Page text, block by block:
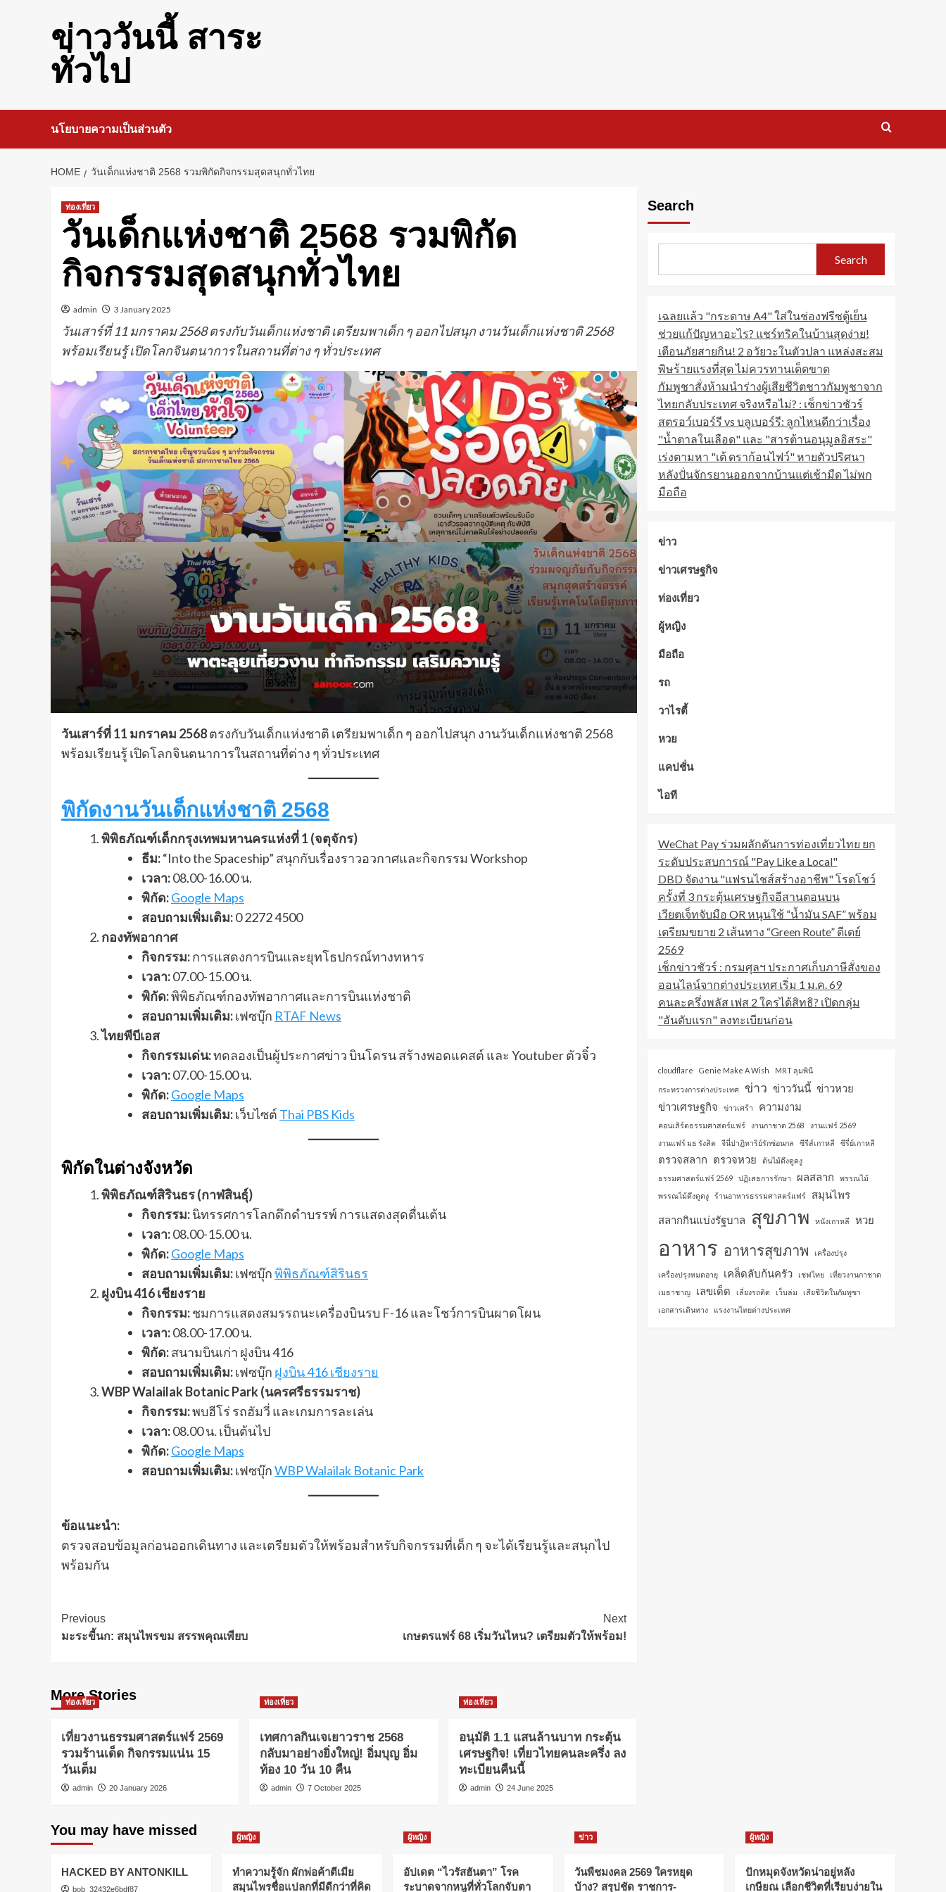
ข่าววันนี้ สาระ
ทั่วไป
นโยบายความเป็นส่วนตัว
HOME วันเด็กแห่งชาติ 2568 รวมพิกัดกิจกรรมสุดสนุกทั่วไทย
ท่องเที่ยว
วันเด็กแห่งชาติ 2568 รวมพิกัด
กิจกรรมสุดสนุกทั่วไทย
admin 3 January 2025
วันเสาร์ที่ 11 มกราคม 2568 ตรงกับวันเด็กแห่งชาติ เตรียมพาเด็ก ๆ ออกไปสนุก งานวันเด็กแห่งชาติ 2568
พร้อมเรียนรู้ เปิดโลกจินตนาการในสถานที่ต่าง ๆ ทั่วประเทศ
วันเสาร์ที่ 11 มกราคม 2568ตรงกับวันเด็กแห่งชาติ เตรียมพาเด็ก ๆ ออกไปสนุก งานวันเด็กแห่งชาติ 2568
พร้อมเรียนรู้ เปิดโลกจินตนาการในสถานที่ต่าง ๆ ทั่วประเทศ
พิกัดงานวันเด็กแห่งชาติ 2568
พิพิธภัณฑ์เด็กกรุงเทพมหานครแห่งที่ 1 (จตุจักร)
ธีม:“Into the Spaceship” สนุกกับเรื่องราวอวกาศและกิจกรรม Workshop
เวลา:08.00-16.00 น.
พิกัด:Google Maps
สอบถามเพิ่มเติม:0 2272 4500
กองทัพอากาศ
กิจกรรม:การแสดงการบินและยุทโธปกรณ์ทางทหาร
เวลา:07.00-15.00 น.
พิกัด:พิพิธภัณฑ์กองทัพอากาศและการบินแห่งชาติ
สอบถามเพิ่มเติม:เฟซบุ๊ก RTAF News
ไทยพีบีเอส
กิจกรรมเด่น:ทดลองเป็นผู้ประกาศข่าว บินโดรน สร้างพอดแคสต์ และ Youtuber ตัวจิ๋ว
เวลา:07.00-15.00 น.
พิกัด:Google Maps
สอบถามเพิ่มเติม:เว็บไซต์Thai PBS Kids
พิกัดในต่างจังหวัด
พิพิธภัณฑ์สิรินธร (กาฬสินธุ์)
กิจกรรม:นิทรรศการโลกดึกดำบรรพ์ การแสดงสุดตื่นเต้น
เวลา:08.00-15.00 น.
พิกัด:Google Maps
สอบถามเพิ่มเติม:เฟซบุ๊กพิพิธภัณฑ์สิรินธร
ฝูงบิน 416 เชียงราย
กิจกรรม:ชมการแสดงสมรรถนะเครื่องบินรบ F-16 และโชว์การบินผาดโผน
เวลา:08.00-17.00 น.
พิกัด:สนามบินเก่า ฝูงบิน 416
สอบถามเพิ่มเติม:เฟซบุ๊ก ฝูงบิน 416 เชียงราย
WBP Walailak Botanic Park (นครศรีธรรมราช)
กิจกรรม:พบฮีโร่ รถฮัมวี่ และเกมการละเล่น
เวลา:08.00 น. เป็นต้นไป
พิกัด:Google Maps
สอบถามเพิ่มเติม:เฟซบุ๊กWBP Walailak Botanic Park
ข้อแนะนำ:
ตรวจสอบข้อมูลก่อนออกเดินทาง และเตรียมตัวให้พร้อมสำหรับกิจกรรมที่เด็ก ๆ จะได้เรียนรู้และสนุกไป
พร้อมกัน
Post
Navigation
Previous
มะระขี้นก: สมุนไพรขม สรรพคุณเพียบ
Next
เกษตรแฟร์ 68 เริ่มวันไหน? เตรียมตัวให้พร้อม!
More Stories
ท่องเที่ยว
เที่ยวงานธรรมศาสตร์แฟร์ 2569
รวมร้านเด็ด กิจกรรมแน่น 15
วันเต็ม
admin 20 January 2026
ท่องเที่ยว
เทศกาลกินเจเยาวราช 2568
กลับมาอย่างยิ่งใหญ่! อิ่มบุญ อิ่ม
ท้อง 10 วัน 10 คืน
admin 7 October 2025
ท่องเที่ยว
อนุมัติ 1.1 แสนล้านบาท กระตุ้น
เศรษฐกิจ! เที่ยวไทยคนละครึ่ง ลง
ทะเบียนคืนนี้
admin 24 June 2025
Search
Search
เฉลยแล้ว "กระดาษ A4" ใส่ในช่องฟรีซตู้เย็น
ช่วยแก้ปัญหาอะไร? แชร์ทริคในบ้านสุดง่าย!
เตือนภัยสายกิน! 2 อวัยวะในตัวปลา แหล่งสะสม
พิษร้ายแรงที่สุด ไม่ควรทานเด็ดขาด
กัมพูชาสั่งห้ามนำร่างผู้เสียชีวิตชาวกัมพูชาจาก
ไทยกลับประเทศ จริงหรือไม่? : เช็กข่าวชัวร์
สตรอว์เบอร์รี vs บลูเบอร์รี: ลูกไหนดีกว่าเรื่อง
"น้ำตาลในเลือด" และ "สารต้านอนุมูลอิสระ"
เร่งตามหา "เต้ ดราก้อนไฟว์" หายตัวปริศนา
หลังปั่นจักรยานออกจากบ้านแต่เช้ามืด ไม่พก
มือถือ
ข่าว
ข่าวเศรษฐกิจ
ท่องเที่ยว
ผู้หญิง
มือถือ
รถ
วาไรตี้
หวย
แคปชั่น
ไอที
WeChat Pay ร่วมผลักดันการท่องเที่ยวไทย ยก
ระดับประสบการณ์ "Pay Like a Local"
DBD จัดงาน "แฟรนไชส์สร้างอาชีพ" โรดโชว์
ครั้งที่ 3 กระตุ้นเศรษฐกิจอีสานตอนบน
เวียตเจ็ทจับมือ OR หนุนใช้ “น้ำมัน SAF” พร้อม
เตรียมขยาย 2 เส้นทาง “Green Route” ดีเดย์
2569
เช็กข่าวชัวร์ : กรมศุลฯ ประกาศเก็บภาษีสั่งของ
ออนไลน์จากต่างประเทศ เริ่ม 1 ม.ค. 69
คนละครึ่งพลัส เฟส 2 ใครได้สิทธิ? เปิดกลุ่ม
"อันดับแรก" ลงทะเบียนก่อน
cloudflare Genie Make A Wish MRT ลุมพินี
กระทรวงการต่างประเทศ ข่าว ข่าววันนี้ ข่าวหวย
ข่าวเศรษฐกิจ
ข่าวเศร้า ความงาม
คอนเสิร์ตธรรมศาสตร์แฟร์ งานกาชาด 2568
งานแฟร์ 2569
งานแฟร์ มธ รังสิต
จีนี่ปาฏิหาริย์รักซ่อนกล ซีรีส์เกาหลี ซีรี่ย์เกาหลี
ตรวจสลาก ตรวจหวย
ต้นไม้ดึงดูดงู
ธรรมศาสตร์แฟร์ 2569
ปฏิเสธการรักษา ผลสลาก
พรรณไม้
พรรณไม้ดึงดูดงู
ร้านอาหารธรรมศาสตร์แฟร์
สมุนไพร
สลากกินแบ่งรัฐบาล สุขภาพ หนังเกาหลี หวย
อาหาร อาหารสุขภาพ เครื่องปรุง
เครื่องปรุงหมดอายุ เคล็ดลับก้นครัว เชฟไทย
เที่ยวงานกาชาด
เมธาชาญ
เลขเด็ด เลี่ยงรถติด เว็บล่ม
เสียชีวิตในกัมพูชา
เอกสารเดินทาง
แรงงานไทยต่างประเทศ
You may have missed
HACKED BY ANTONKILL
bob_32432e6bdf87
ผู้หญิง
ทำความรู้จัก ผักพ่อค้าตีเมีย
สมุนไพรชื่อแปลกที่มีดีกว่าที่คิด
ผู้หญิง
อัปเดต “ไวรัสฮันตา” โรค
ระบาดจากหนูที่ทั่วโลกจับตา
ข่าว
วันพืชมงคล 2569 ใครหยุด
บ้าง? สรุปชัด ราชการ-
ผู้หญิง
ปักหมุดจังหวัดน่าอยู่หลัง
เกษียณ เลือกชีวิตที่เรียบง่ายใน